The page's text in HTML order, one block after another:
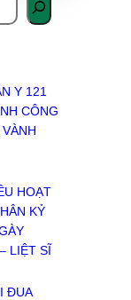
Y 121
CÔNG
HOẠT
KỶ
LIỆT SĨ
ĐUA